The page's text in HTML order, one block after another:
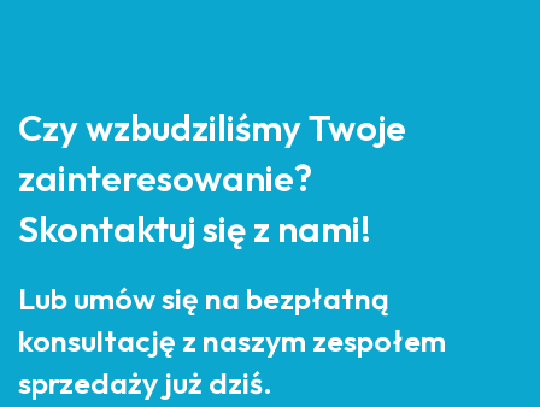
Czy wzbudziliśmy Twoje
zainteresowanie?
Skontaktuj się z nami!
Lub umów się na bezpłatną
konsultację z naszym zespołem
sprzedaży już dziś.